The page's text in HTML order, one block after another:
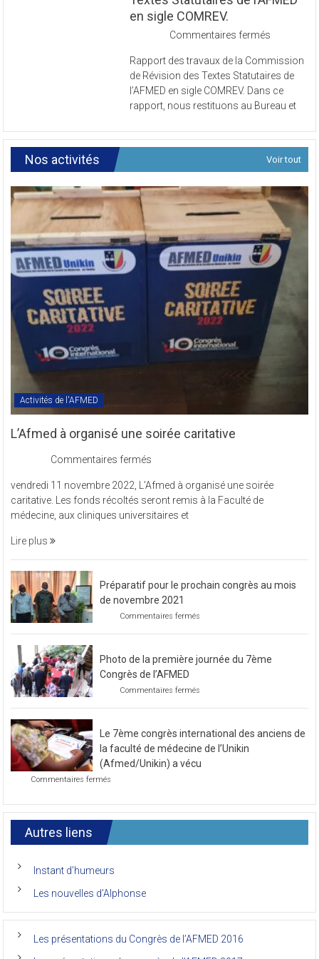
en sigle COMREV.
Commentaires fermés
des
travaux
de
la
de
Révision
Textes
Statutaires
de
l’AFMED
en
sigle
COMREV.
Rapport des travaux de la Commission
de Révision des Textes Statutaires de
l’AFMED en sigle COMREV. Dans ce
rapport, nous restituons au Bureau et
Nos activités Voir tout
Activités de l'AFMED
L’Afmed à organisé une soirée caritative
Commentaires fermés
à
organisé
une
vendredi 11 novembre 2022, L’Afmed à organisé une soirée
caritative. Les fonds récoltés seront remis à la Faculté de
médecine, aux cliniques universitaires et
Lire plus
Préparatif pour le prochain congrès au mois
de novembre 2021
Commentaires fermés
prochain
de
2021
Photo de la première journée du 7ème
Congrès de l’AFMED
Commentaires fermés
première
journée
7ème
l’AFMED
Le 7ème congrès international des anciens de
la faculté de médecine de l’Unikin
(Afmed/Unikin) a vécu
Commentaires fermés
congrès
international
anciens
la
de
de
(Afmed/Unikin)
Autres liens
Instant d’humeurs
Les nouvelles d’Alphonse
Les présentations du Congrès de l’AFMED 2016